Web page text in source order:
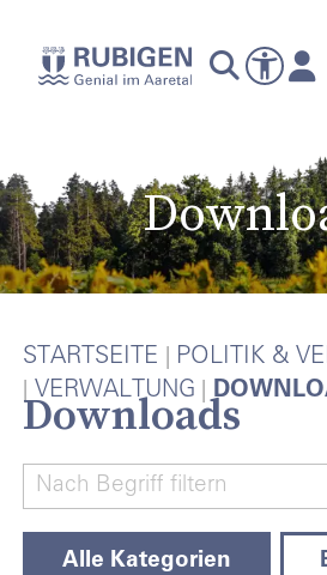
STARTSEITE
POLITIK &
VERWALTUNG
Downloads
Alle Kategorien